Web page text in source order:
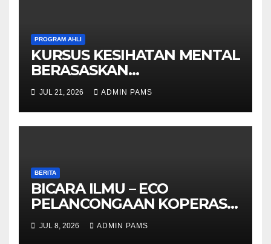
PROGRAM AHLI
KURSUS KESIHATAN MENTAL
BERASASKAN
HYPNOTHERAPY GERAN
OLEH KPWKKK SARAWAK
JUL 21, 2026 ADMIN PAMS
BERITA
BICARA ILMU – ECO
PELANCONGAAN KOPERASI
– DARI ALAM KE EKONOMI
KOMUNITI
JUL 8, 2026 ADMIN PAMS